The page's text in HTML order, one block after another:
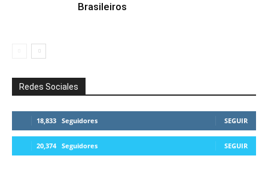
Brasileiros
Redes Sociales
18,833 Seguidores SEGUIR
20,374 Seguidores SEGUIR